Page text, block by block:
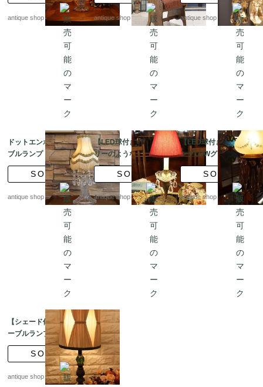
antique shop at's antique shop at's antique shop at's
ドットエンボスのテー
ブルランプ フリンジ
シェード付き
SOLD
antique shop at's
【LED球付き】ジュエ
リーのような台座 オ
ールドグラス テーブ
ルランプSOLD
antique shop at's
【LED球付き】エッジ
ングLOWグラス テー
ブルランプ
SOLD
antique shop at's
【シェード修復済】テ
ーブルランプ Lucite
green vintage
SOLD
antique shop at's